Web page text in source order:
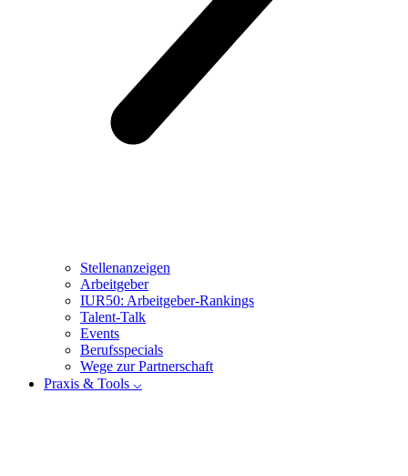
Stellenanzeigen
Arbeitgeber
IUR50: Arbeitgeber-Rankings
Talent-Talk
Events
Berufsspecials
Wege zur Partnerschaft
Praxis & Tools ⌵